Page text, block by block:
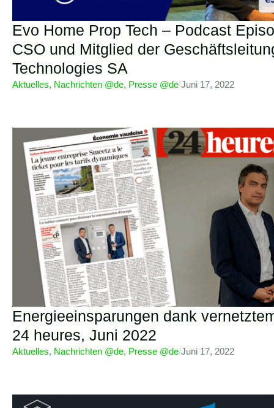
Evo Home Prop Tech – Podcast
CSO und Mitglied der
Technologies SA
Aktuelles, Nachrichten @de, Presse @de/Juni 17, 2022
Energieeinsparungen dank
24 heures, Juni 2022
Aktuelles, Nachrichten @de, Presse @de/Juni 17, 2022